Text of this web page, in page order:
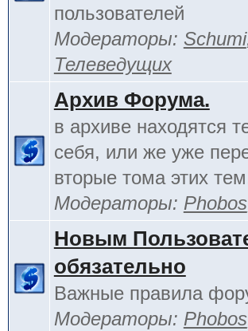
пользователей
Модераторы: Schumi
Телеведущих
Архив Форума.
в архиве находятся
себя, или же уже
вторые тома этих
Модераторы: Phobos
Новым
обязательно
Важные правила
Модераторы: Phobos